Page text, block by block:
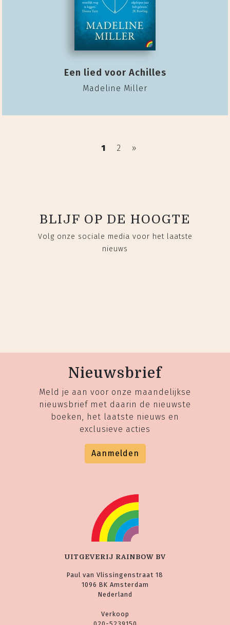
Een lied voor Achilles
Madeline Miller
1 2 »
BLIJF OP DE HOOGTE
Volg onze sociale media voor het laatste
nieuws
Nieuwsbrief
Meld je aan voor onze maandelijkse
nieuwsbrief met daarin de nieuwste
boeken, het laatste nieuws en
exclusieve acties
Aanmelden
UITGEVERIJ RAINBOW BV
Paul van Vlissingenstraat 18
1096 BK Amsterdam
Nederland
Verkoop